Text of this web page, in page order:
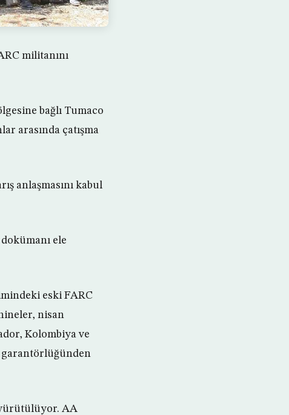
militanını
bağlı Tumaco
arasında çatışma
anlaşmasını kabul
ele
eski FARC
nisan
Kolombiya ve
garantörlüğünden
yürütülüyor. AA